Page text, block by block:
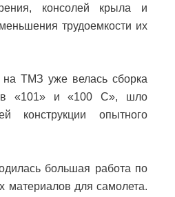
консолей крыла и
трудоемкости их
на ТМЗ уже велась сборка
«101» и «100 С», шло
конструкции опытного
большая работа по
материалов для самолета.